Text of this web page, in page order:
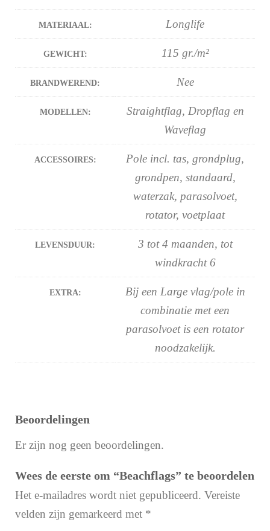
MATERIAAL: Longlife
GEWICHT: 115 gr./m²
BRANDWEREND: Nee
MODELLEN:
Straightflag, Dropflag en
Waveflag
ACCESSOIRES:
Pole incl. tas, grondplug,
grondpen, standaard,
waterzak, parasolvoet,
rotator, voetplaat
LEVENSDUUR:
3 tot 4 maanden, tot
windkracht 6
EXTRA:
Bij een Large vlag/pole in
combinatie met een
parasolvoet is een rotator
noodzakelijk.
Beoordelingen
Er zijn nog geen beoordelingen.
Wees de eerste om “Beachflags” te beoordelen
Het e-mailadres wordt niet gepubliceerd. Vereiste
velden zijn gemarkeerd met *